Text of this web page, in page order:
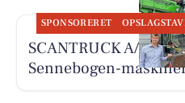
SPONSORERET
SCANTRUCK A/S
Sennebogen-